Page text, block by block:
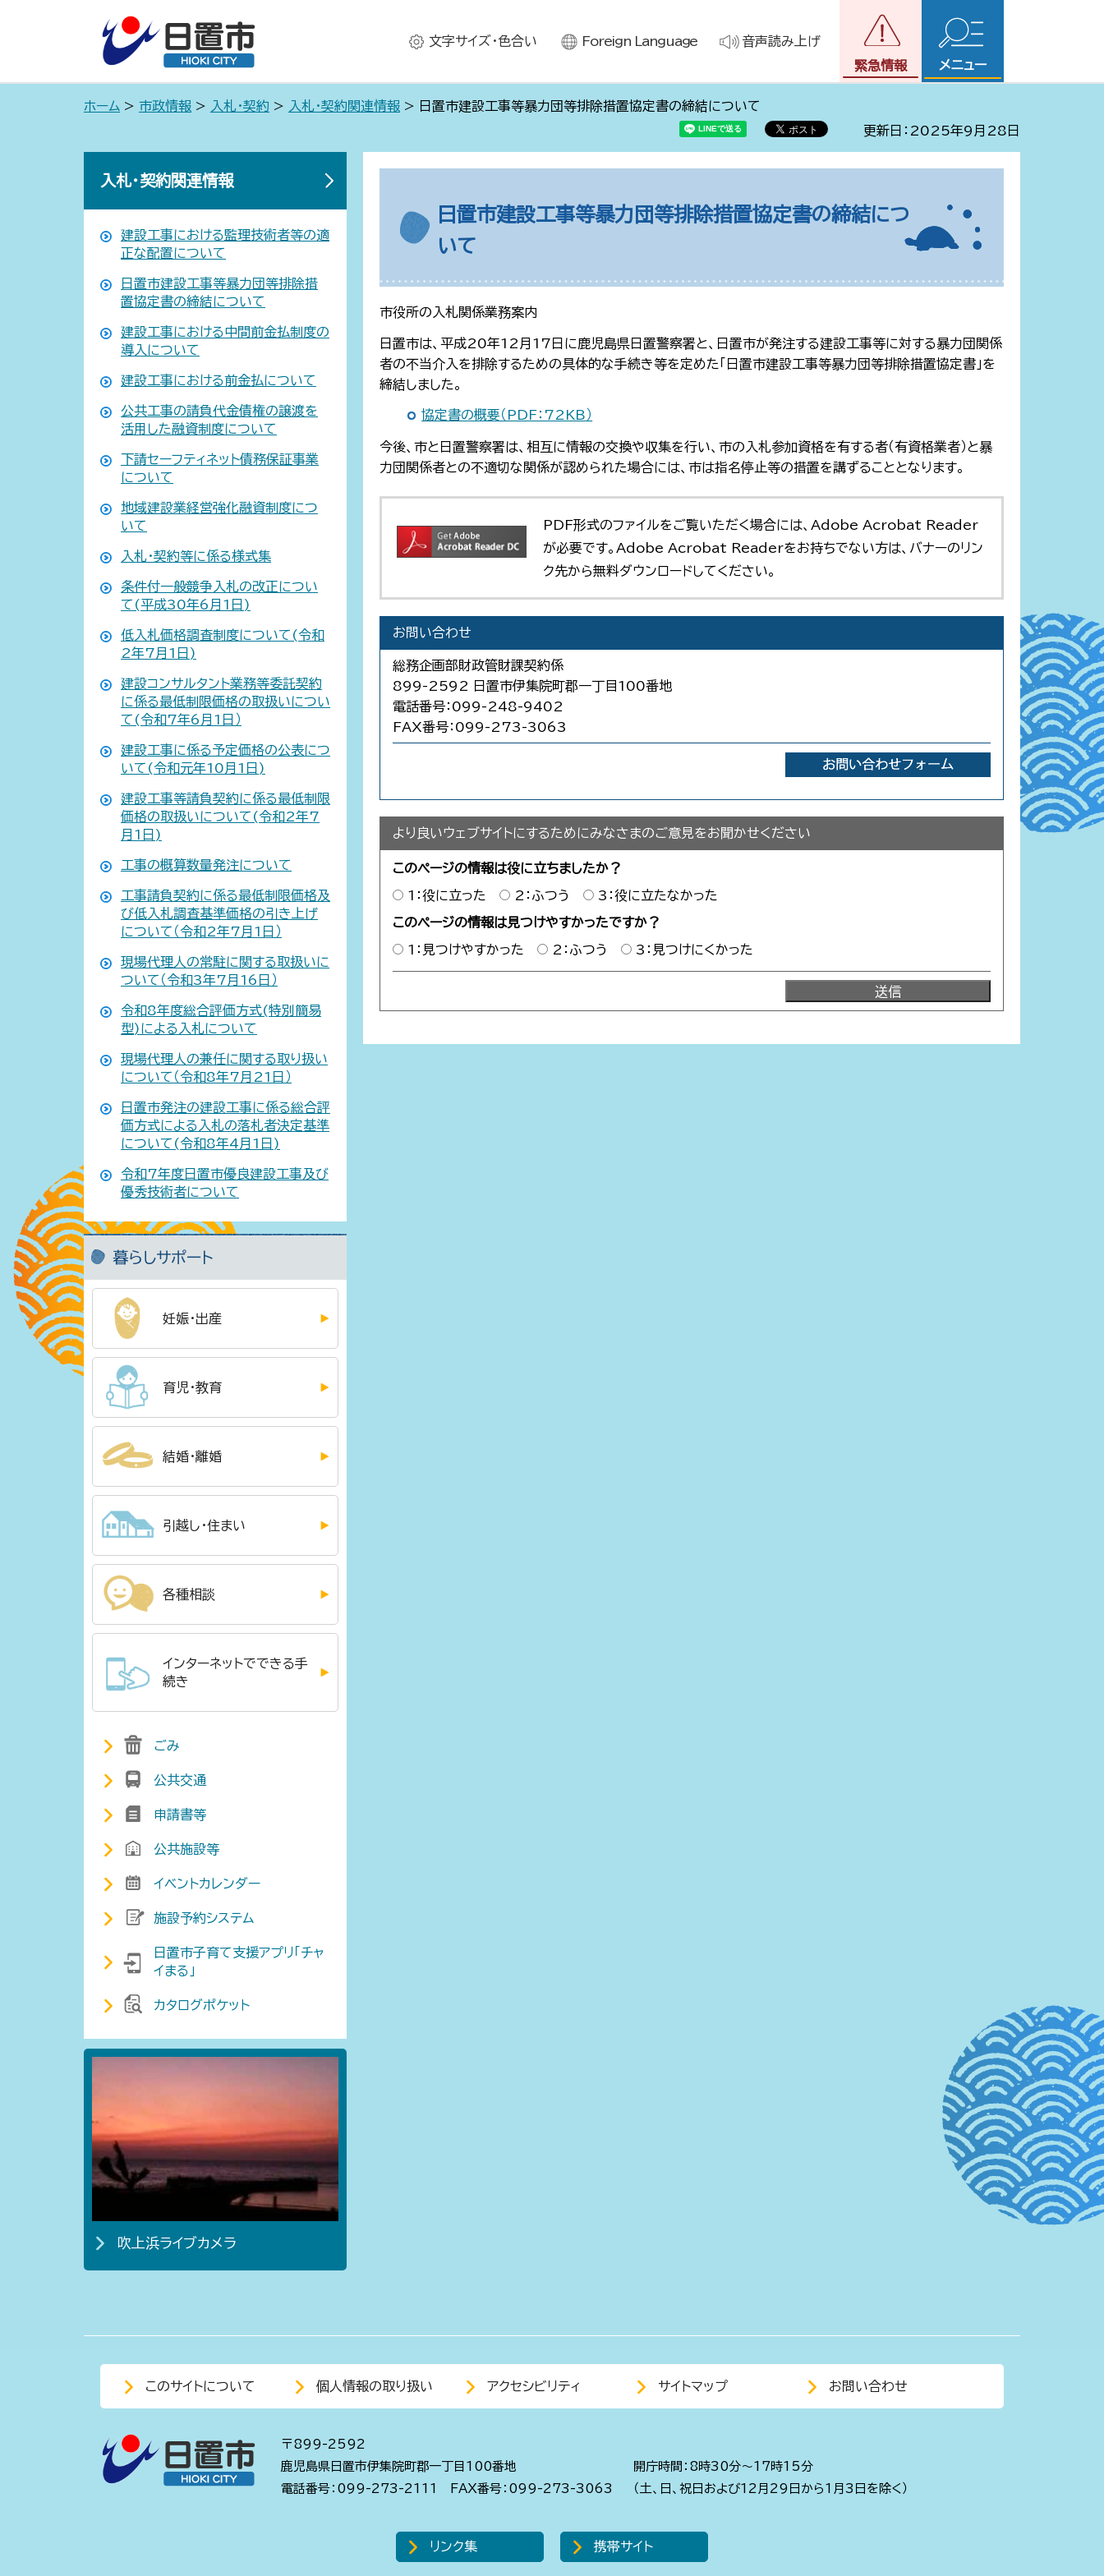
文字サイズ・色合い Foreign Language
音声読み上げ
緊急情報
メニュー
ホーム > 市政情報 > 入札・契約 > 入札・契約関連情報 > 日置市建設工事等暴力団等排除措置協定書の締結について
更新日：2025年9月28日
入札・契約関連情報
建設工事における監理技術者等の適
正な配置について
日置市建設工事等暴力団等排除措
置協定書の締結について
建設工事における中間前金払制度の
導入について
建設工事における前金払について
公共工事の請負代金債権の譲渡を
活用した融資制度について
下請セーフティネット債務保証事業
について
地域建設業経営強化融資制度につ
いて
入札・契約等に係る様式集
条件付一般競争入札の改正につい
て(平成30年6月1日)
低入札価格調査制度について(令和
2年7月1日)
建設コンサルタント業務等委託契約
に係る最低制限価格の取扱いについ
て(令和7年6月1日）
建設工事に係る予定価格の公表につ
いて(令和元年10月1日)
建設工事等請負契約に係る最低制限
価格の取扱いについて(令和2年7
月1日)
工事の概算数量発注について
工事請負契約に係る最低制限価格及
び低入札調査基準価格の引き上げ
について（令和2年7月1日）
現場代理人の常駐に関する取扱いに
ついて（令和3年7月16日）
令和8年度総合評価方式(特別簡易
型)による入札について
現場代理人の兼任に関する取り扱い
について（令和8年7月21日）
日置市発注の建設工事に係る総合評
価方式による入札の落札者決定基準
について(令和8年4月1日)
令和7年度日置市優良建設工事及び
優秀技術者について
暮らしサポート
妊娠・出産
育児・教育
結婚・離婚
引越し・住まい
各種相談
インターネットでできる手
続き
ごみ
公共交通
申請書等
公共施設等
イベントカレンダー
施設予約システム
日置市子育て支援アプリ「チャ
イまる」
カタログポケット
吹上浜ライブカメラ
日置市建設工事等暴力団等排除措置協定書の締結につ
いて
市役所の入札関係業務案内
日置市は、平成20年12月17日に鹿児島県日置警察署と、日置市が発注する建設工事等に対する暴力団関係
者の不当介入を排除するための具体的な手続き等を定めた「日置市建設工事等暴力団等排除措置協定書」を
締結しました。
協定書の概要（PDF：72KB）
今後、市と日置警察署は、相互に情報の交換や収集を行い、市の入札参加資格を有する者（有資格業者）と暴
力団関係者との不適切な関係が認められた場合には、市は指名停止等の措置を講ずることとなります。
PDF形式のファイルをご覧いただく場合には、Adobe Acrobat Reader
が必要です。Adobe Acrobat Readerをお持ちでない方は、バナーのリン
ク先から無料ダウンロードしてください。
お問い合わせ
総務企画部財政管財課契約係
899-2592 日置市伊集院町郡一丁目100番地
電話番号：099-248-9402
FAX番号：099-273-3063
より良いウェブサイトにするためにみなさまのご意見をお聞かせください
このページの情報は役に立ちましたか？
1：役に立った 2：ふつう 3：役に立たなかった
このページの情報は見つけやすかったですか？
1：見つけやすかった 2：ふつう 3：見つけにくかった
このサイトについて 個人情報の取り扱い アクセシビリティ サイトマップ お問い合わせ
〒899-2592
鹿児島県日置市伊集院町郡一丁目100番地
電話番号：099-273-2111
FAX番号：099-273-3063
開庁時間：8時30分～17時15分
（土、日、祝日および12月29日から1月3日を除く）
リンク集 携帯サイト